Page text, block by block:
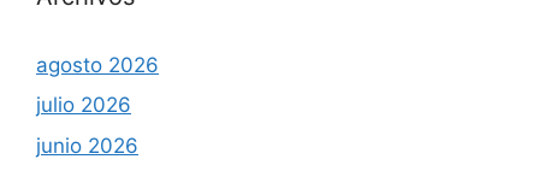
agosto 2026
julio 2026
junio 2026